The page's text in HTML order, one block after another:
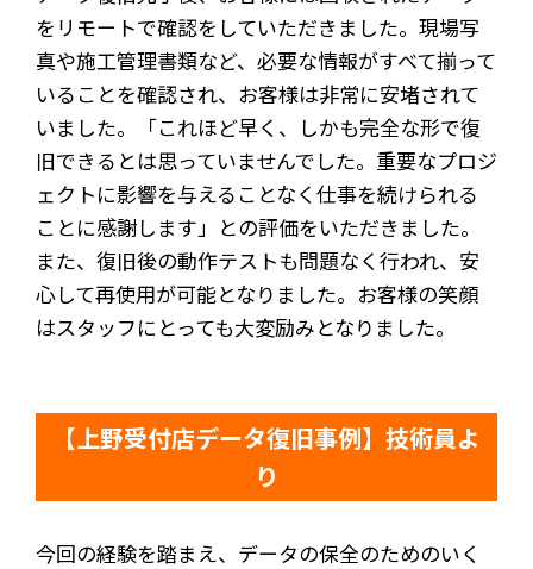
をリモートで確認をしていただきました。現場写
真や施工管理書類など、必要な情報がすべて揃って
いることを確認され、お客様は非常に安堵されて
いました。「これほど早く、しかも完全な形で復
旧できるとは思っていませんでした。重要なプロジ
ェクトに影響を与えることなく仕事を続けられる
ことに感謝します」との評価をいただきました。
また、復旧後の動作テストも問題なく行われ、安
心して再使用が可能となりました。お客様の笑顔
はスタッフにとっても大変励みとなりました。
【上野受付店データ復旧事例】技術員よ
り
今回の経験を踏まえ、データの保全のためのいく